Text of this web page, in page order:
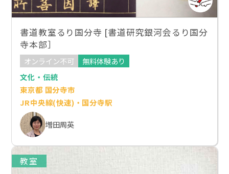
書道教室るり国分寺 [書道研究銀河会るり国分
寺本部］
オンライン不可
無料体験あり
文化・伝統
東京都 国分寺市
JR中央線(快速)・国分寺駅
増田周英
教室